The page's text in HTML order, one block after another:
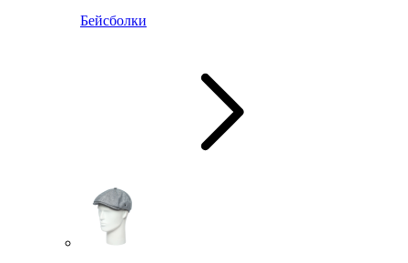
Бейсболки